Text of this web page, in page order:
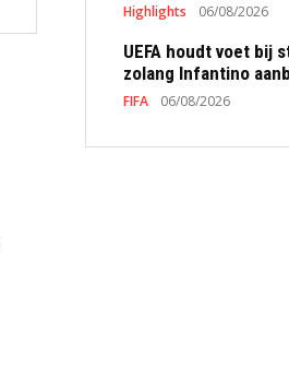
Highlights 06/08/2026
UEFA houdt voet bij
zolang Infantino
FIFA 06/08/2026